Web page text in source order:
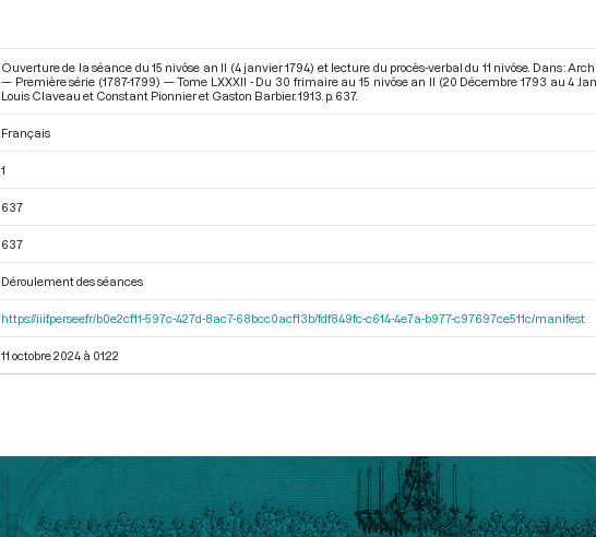
Ouverture de la séance du 15 nivôse an II (4 janvier 1794) et lecture du procès-verbal du 11 nivôse. Dans :
— Première série (1787-1799) — Tome LXXXII - Du 30 frimaire au 15 nivôse an II (20 Décembre 1793 au 4
Louis Claveau et Constant Pionnier et Gaston Barbier. 1913. p. 637.
Français
1
637
637
Déroulement des séances
https://iiif.persee.fr/b0e2cf11-597c-427d-8ac7-68bcc0acf13b/fdf849fc-c614-4e7a-b977-c97697ce511c/manifest
11 octobre 2024 à 01:22